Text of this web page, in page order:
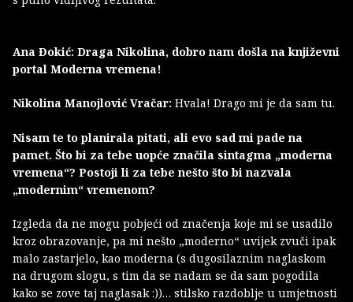
Ana Đokić: Draga Nikolina, dobro nam došla na književni
portal Moderna vremena!
Nikolina Manojlović Vračar: Hvala! Drago mi je da sam tu.
Nisam te to planirala pitati, ali evo sad mi pade na
pamet. Što bi za tebe uopće značila sintagma „moderna
vremena“? Postoji li za tebe nešto što bi nazvala
„modernim“ vremenom?
Izgleda da ne mogu pobjeći od značenja koje mi se usadilo
kroz obrazovanje, pa mi nešto „moderno“ uvijek zvuči ipak
malo zastarjelo, kao moderna (s dugosilaznim naglaskom
na drugom slogu, s tim da se nadam se da sam pogodila
kako se zove taj naglasak :))… stilsko razdoblje u umjetnosti